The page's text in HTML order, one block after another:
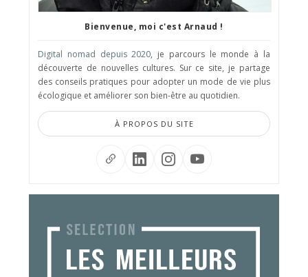
Bienvenue, moi c'est Arnaud !
Digital nomad depuis 2020, je parcours le monde à la
découverte de nouvelles cultures. Sur ce site, je partage
des conseils pratiques pour adopter un mode de vie plus
écologique et améliorer son bien-être au quotidien.
À PROPOS DU SITE